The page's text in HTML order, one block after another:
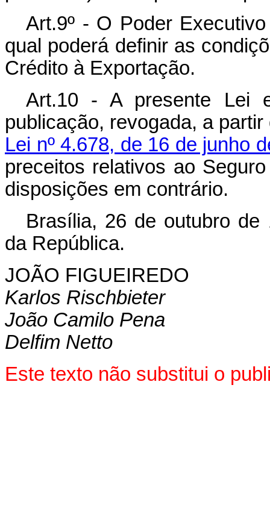
Art.9º - O Poder
qual poderá definir as
Crédito à Exportação.
Art.10 - A presente Lei
publicação, revogada, a
Lei nº 4.678, de 16 de junho
preceitos relativos ao
disposições em contrário.
Brasília, 26 de outubro de
da República.
JOÃO FIGUEIREDO
Karlos Rischbieter
João Camilo Pena
Delfim Netto
Este texto não substitui o